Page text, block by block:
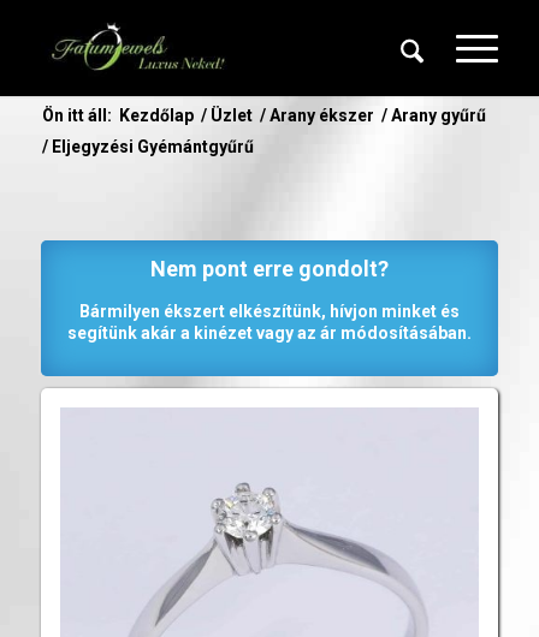
Ön itt áll: Kezdőlap / Üzlet / Arany ékszer / Arany gyűrű
/ Eljegyzési Gyémántgyűrű
Nem pont erre gondolt?
Bármilyen ékszert elkészítünk, hívjon minket és
segítünk akár a kinézet vagy az ár módosításában.